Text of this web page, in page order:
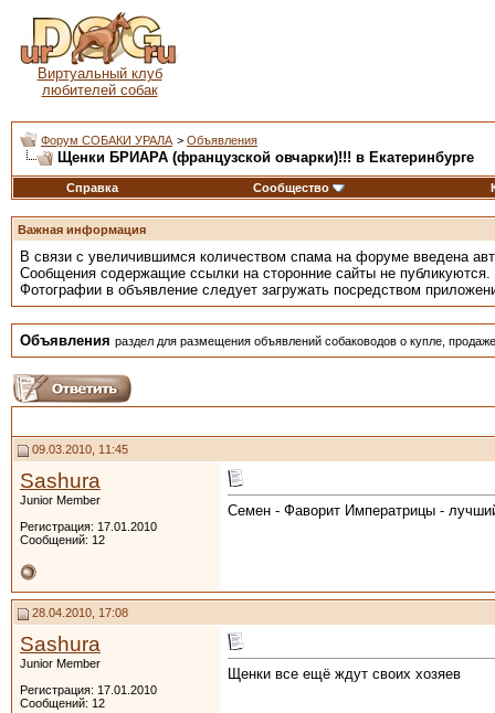
Виртуальный клуб
любителей собак
Форум СОБАКИ УРАЛА > Объявления
Щенки БРИАРА (французской овчарки)!!! в Екатеринбурге
Справка Сообщество
Важная информация
В связи с увеличившимся количеством спама на форуме введена
Сообщения содержащие ссылки на сторонние сайты не публикуются.
Фотографии в объявление следует загружать посредством
Объявления раздел для размещения объявлений собаководов о купле,
09.03.2010, 11:45
Sashura
Junior Member
Регистрация: 17.01.2010
Сообщений: 12
Семен - Фаворит Императрицы -
28.04.2010, 17:08
Sashura
Junior Member
Регистрация: 17.01.2010
Сообщений: 12
Щенки все ещё ждут своих хозяев